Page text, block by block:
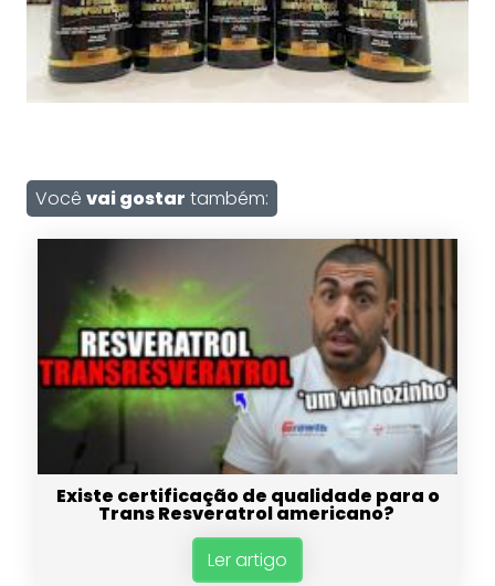
Você vai gostar também:
Existe certificação de qualidade para o
Trans Resveratrol americano?
Ler artigo